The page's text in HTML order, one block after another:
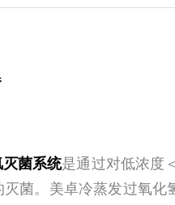
菌系统是通过对低浓度
菌。 美卓冷蒸发过氧化